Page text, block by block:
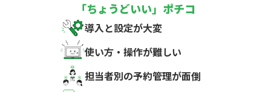
「ちょうどいい」ポチコ
導入と設定が大変
使い方・操作が難しい
担当者別の予約管理が面倒